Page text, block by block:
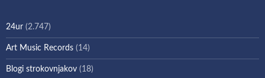
24ur (2.747)
Art Music Records (14)
Blogi strokovnjakov (18)